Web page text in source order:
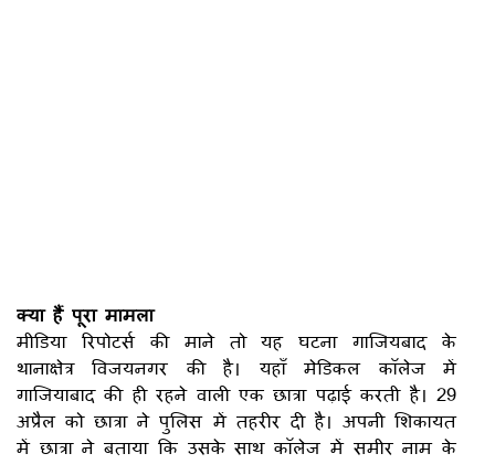
क्या हैं पूरा मामला
मीडिया रिपोटर्स की माने तो यह घटना गाजियबाद के
थानाक्षेत्र विजयनगर की है। यहाँ मेडिकल कॉलेज में
गाजियाबाद की ही रहने वाली एक छात्रा पढ़ाई करती है। 29
अप्रैल को छात्रा ने पुलिस में तहरीर दी है। अपनी शिकायत
में छात्रा ने बताया कि उसके साथ कॉलेज में समीर नाम के